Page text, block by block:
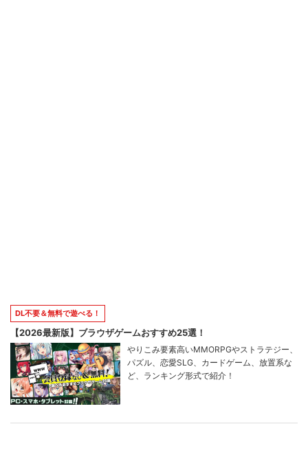
DL不要＆無料で遊べる！
【2026最新版】ブラウザゲームおすすめ25選！
やりこみ要素高いMMORPGやストラテジー、
パズル、恋愛SLG、カードゲーム、放置系な
ど、ランキング形式で紹介！